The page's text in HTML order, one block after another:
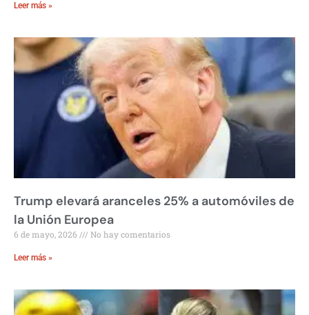
Leer más »
Trump elevará aranceles 25% a automóviles de
la Unión Europea
6 de mayo, 2026 No hay comentarios
Leer más »